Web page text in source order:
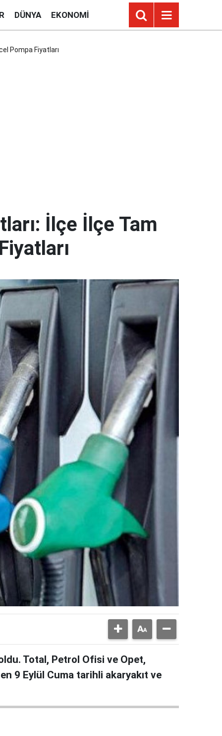
DÜNYA EKONOMI
Pompa Fiyatları
İlçe İlçe Tam
Total, Petrol Ofisi ve Opet,
9 Eylül Cuma tarihli akaryakıt ve